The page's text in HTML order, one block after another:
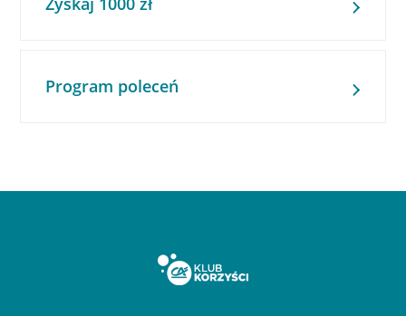
Program poleceń